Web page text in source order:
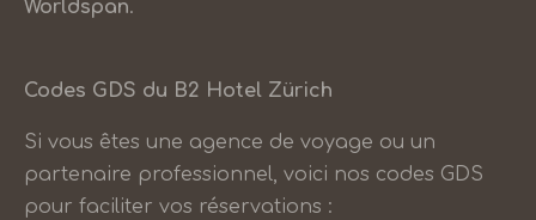
Worldspan.
Codes GDS du B2 Hotel Zürich
Si vous êtes une agence de voyage ou un
partenaire professionnel, voici nos codes GDS
pour faciliter vos réservations :